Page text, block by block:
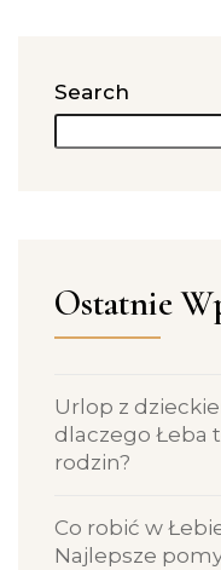
Search
Ostatnie
Urlop z
dlaczego Łeba
rodzin?
Co robić w
Najlepsze